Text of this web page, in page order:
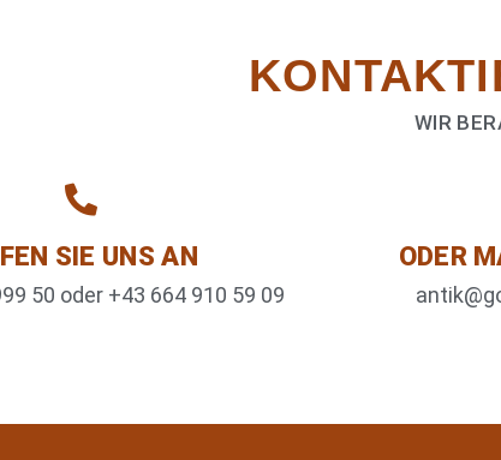
WIR
SIE UNS AN
50 oder +43 664 910 59 09
ODER